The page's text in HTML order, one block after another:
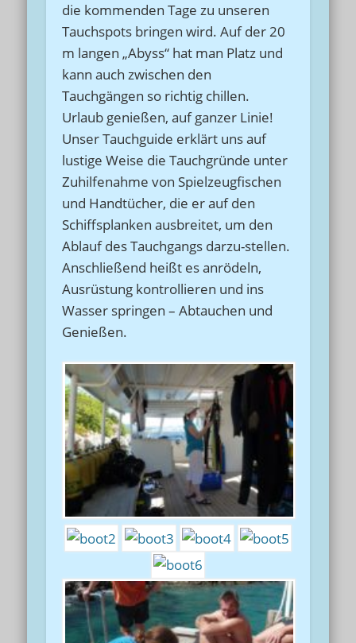
die kommenden Tage zu unseren
Tauchspots bringen wird. Auf der 20
m langen „Abyss“ hat man Platz und
kann auch zwischen den
Tauchgängen so richtig chillen.
Urlaub genießen, auf ganzer Linie!
Unser Tauchguide erklärt uns auf
lustige Weise die Tauchgründe unter
Zuhilfenahme von Spielzeugfischen
und Handtücher, die er auf den
Schiffsplanken ausbreitet, um den
Ablauf des Tauchgangs darzu-stellen.
Anschließend heißt es anrödeln,
Ausrüstung kontrollieren und ins
Wasser springen – Abtauchen und
Genießen.